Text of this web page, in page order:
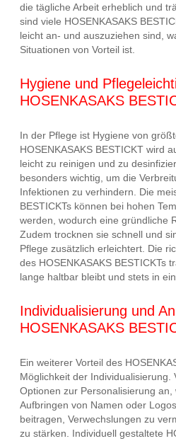
die tägliche Arbeit erheblich und
sind viele HOSENKASAKS
leicht an- und auszuziehen sind,
Situationen von Vorteil ist.
Hygiene und
HOSENKASAKS
In der Pflege ist Hygiene von
HOSENKASAKS BESTICKT wird
leicht zu reinigen und zu
besonders wichtig, um die
Infektionen zu verhindern. Die
BESTICKTs können bei hohen
werden, wodurch eine gründliche
Zudem trocknen sie schnell und
Pflege zusätzlich erleichtert. Die
des HOSENKASAKS BESTICKTs
lange haltbar bleibt und stets in
Individualisierung und
HOSENKASAKS
Ein weiterer Vorteil des
Möglichkeit der Individualisierung.
Optionen zur Personalisierung an,
Aufbringen von Namen oder
beitragen, Verwechslungen zu
zu stärken. Individuell gestaltete